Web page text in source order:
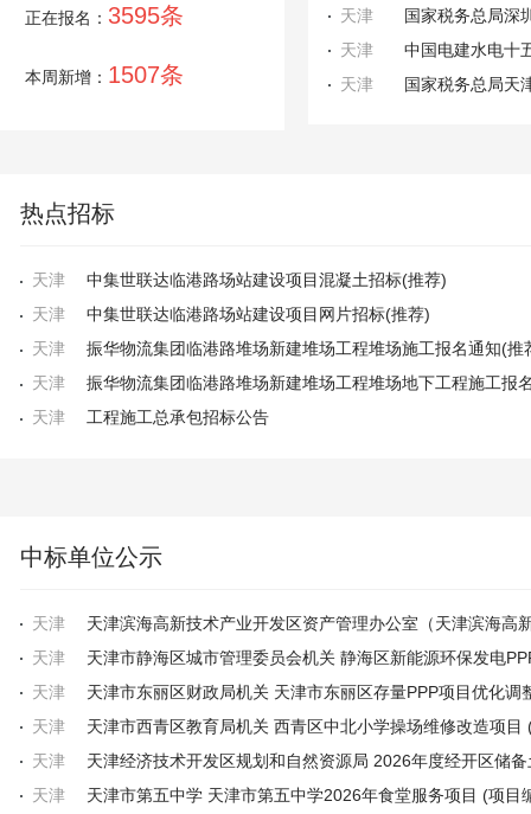
正在报名： 3595条
本周新增： 1507条
天津
国家税务总局深
天津
天津
热点招标
天津
中集世联达临港路场站建设项目混凝土招标(推荐)
天津
中集世联达临港路场站建设项目网片招标(推荐)
天津
振华物流集团临港路堆场新建堆场工程堆场施工报名通知(推
天津
天津
工程施工总承包招标公告
中标单位公示
天津
天津
天津
天津
天津
天津